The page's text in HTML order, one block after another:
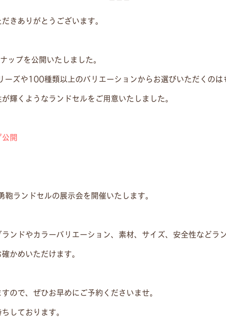
きありがとうございます。
ップを公開いたしました。
ーズや100種類以上のバリエーションからお選びいただくのは
輝くようなランドセルをご用意いたしました。
開
ランドセルの展示会を開催いたします。
ンドやカラーバリエーション、素材、サイズ、安全性などラ
かめいただけます。
ので、ぜひお早めにご予約くださいませ。
しております。